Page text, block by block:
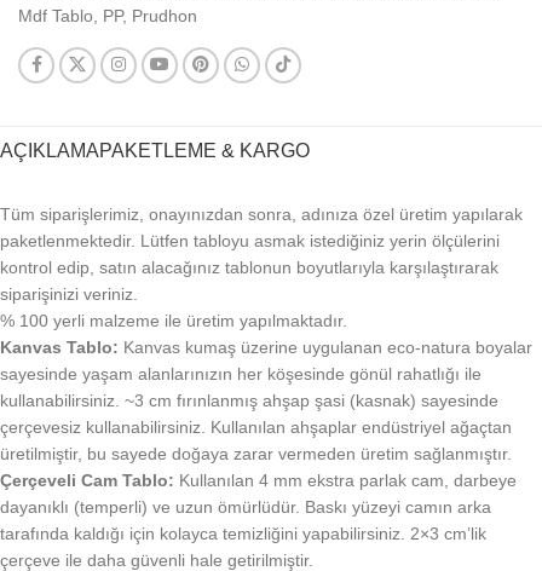
Mdf Tablo
PP, Prudhon
AÇIKLAMAPAKETLEME & KARGO
Tüm siparişlerimiz, onayınızdan sonra, adınıza özel üretim yapılarak
paketlenmektedir. Lütfen tabloyu asmak istediğiniz yerin ölçülerini
kontrol edip, satın alacağınız tablonun boyutlarıyla karşılaştırarak
siparişinizi veriniz.
% 100 yerli malzeme ile üretim yapılmaktadır.
Kanvas Tablo: Kanvas kumaş üzerine uygulanan eco-natura boyalar
sayesinde yaşam alanlarınızın her köşesinde gönül rahatlığı ile
kullanabilirsiniz. ~3 cm fırınlanmış ahşap şasi (kasnak) sayesinde
çerçevesiz kullanabilirsiniz. Kullanılan ahşaplar endüstriyel ağaçtan
üretilmiştir, bu sayede doğaya zarar vermeden üretim sağlanmıştır.
Çerçeveli Cam Tablo: Kullanılan 4 mm ekstra parlak cam, darbeye
dayanıklı (temperli) ve uzun ömürlüdür. Baskı yüzeyi camın arka
tarafında kaldığı için kolayca temizliğini yapabilirsiniz. 2×3 cm’lik
çerçeve ile daha güvenli hale getirilmiştir.